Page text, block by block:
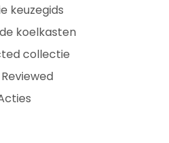
keuzegids
koelkasten
collectie